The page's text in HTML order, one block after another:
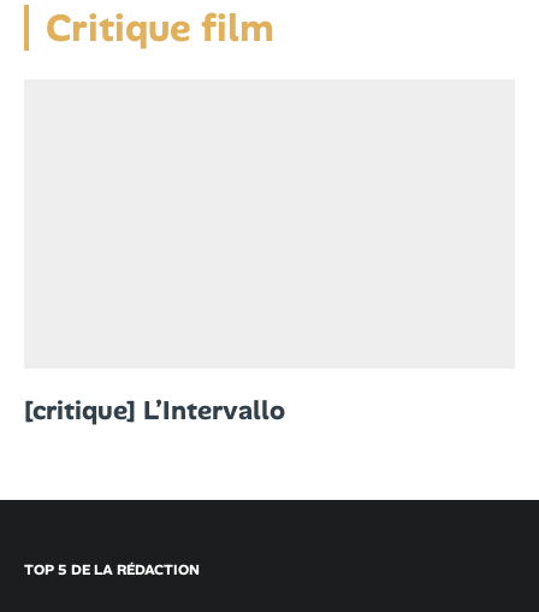
Critique film
[critique] L’Intervallo
TOP 5 DE LA RÉDACTION